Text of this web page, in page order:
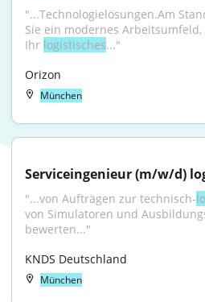
"...Technologielösungen.Am
Sie ein modernes
Ihr logistisches..."
Orizon
München
Serviceingenieur (m/w/d)
"...von Aufträgen zur technisch-
von Simulatoren und
bewerten..."
KNDS Deutschland
München